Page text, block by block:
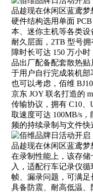
硬件结构选用单面
本、迷你主机等各类设
耐久层面，2TB 型号
障时长可达 150 万小
品出厂配备配套散热
于用户自行完成装机
也可以考虑，佰维
京东 JOY 联名打造的
传输协议，拥有 C10
取速度可达 100MB/s
频的持续录制与文件快
在录制性能上，该存储
入，适配行车记录仪
帧、漏录问题，可满
具备防震、耐高低温